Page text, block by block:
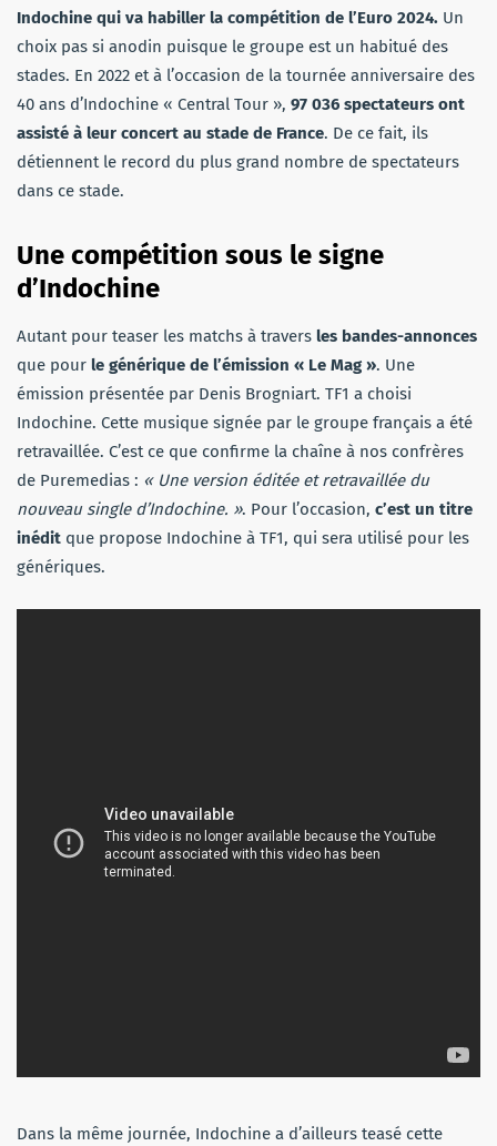
Indochine qui va habiller la compétition de l’Euro 2024. Un
choix pas si anodin puisque le groupe est un habitué des
stades. En 2022 et à l’occasion de la tournée anniversaire des
40 ans d’Indochine « Central Tour », 97 036 spectateurs ont
assisté à leur concert au stade de France. De ce fait, ils
détiennent le record du plus grand nombre de spectateurs
dans ce stade.
Une compétition sous le signe
d’Indochine
Autant pour teaser les matchs à travers les bandes-annonces
que pour le générique de l’émission « Le Mag ». Une
émission présentée par Denis Brogniart. TF1 a choisi
Indochine. Cette musique signée par le groupe français a été
retravaillée. C’est ce que confirme la chaîne à nos confrères
de Puremedias : « Une version éditée et retravaillée du
nouveau single d’Indochine. ». Pour l’occasion, c’est un titre
inédit que propose Indochine à TF1, qui sera utilisé pour les
génériques.
Dans la même journée, Indochine a d’ailleurs teasé cette